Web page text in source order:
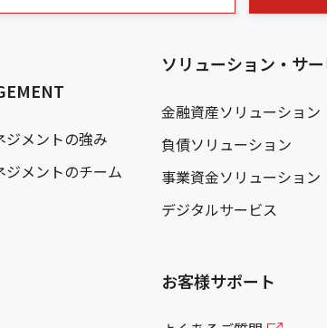
メントの強み
メントのチーム
ソリューション・サ
金融資産ソリューション
負債ソリューション
事業資金ソリューション
デジタルサービス
お客様サポート